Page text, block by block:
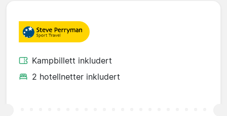
Kampbillett inkludert
2 hotellnetter inkludert